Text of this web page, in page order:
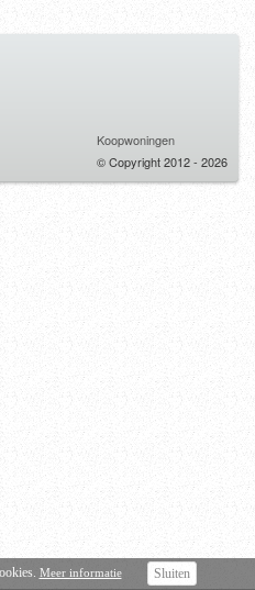
Meer informatie Sluiten
Koopwoningen
© Copyright 2012 - 2026